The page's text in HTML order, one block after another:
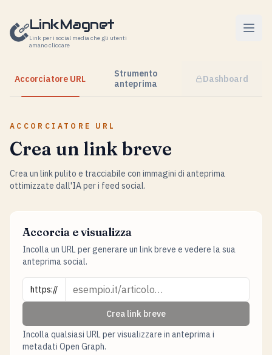
LinkMagnet
Link per i social media che gli utenti
amano cliccare
Accorciatore URL
Strumento
anteprima
Dashboard
ACCORCIATORE URL
Crea un link breve
Crea un link pulito e tracciabile con immagini di anteprima
ottimizzate dall'IA per i feed social.
Accorcia e visualizza
Incolla un URL per generare un link breve e vedere la sua
anteprima social.
URL
https://
Crea link breve
Incolla qualsiasi URL per visualizzare in anteprima i
metadati Open Graph.